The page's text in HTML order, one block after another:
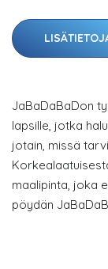
JaBaDaBaDon
lapsille, jotka
jotain, missä
maalipinta, joka
pöydän